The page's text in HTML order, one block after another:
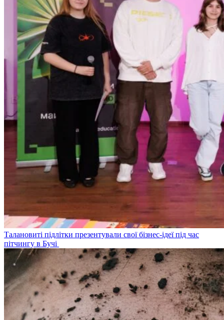
Талановиті підлітки презентували свої бізнес-ідеї під час
пітчингу в Бучі